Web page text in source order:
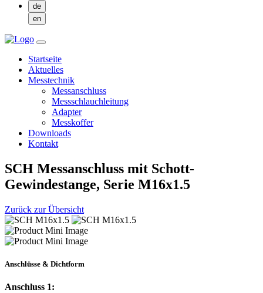
de
en
Startseite
Aktuelles
Messtechnik
Messanschluss
Messschlauchleitung
Adapter
Messkoffer
Downloads
Kontakt
SCH Messanschluss mit Schott-
Gewindestange, Serie M16x1.5
Zurück zur Übersicht
Anschlüsse & Dichtform
Anschluss 1: